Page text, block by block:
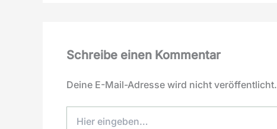
Schreibe einen Kommentar
Deine E-Mail-Adresse wird nicht veröffentlicht.
eingeben…